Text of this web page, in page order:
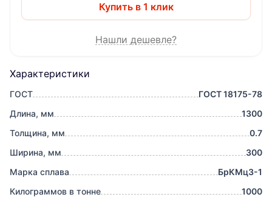
Характеристики
ГОСТ
ГОСТ 18175-78
Длина, мм
1300
Толщина, мм
0.7
Ширина, мм
300
Марка сплава
БрКМц3-1
Килограммов в тонне
1000
Купить в 1 клик
Нашли дешевле?